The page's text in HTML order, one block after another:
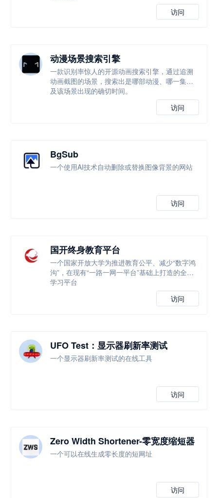
访问
动漫场景搜索引擎
一款识别率惊人的开源动画搜索引擎，通过追溯
动画截图的场景，搜索出是哪部动漫、哪一集以
及该场景出现的确切时间。
访问
BgSub
一个使用AI技术自动删除或替换图像背景的网站
访问
国开终身教育平台
一个国家开放大学为推进教育公平、减少“数字鸿
沟”，在现有“一路一网一平台”基础上打造的全新
学习平台
访问
UFO Test：显示器刷新率测试
一个显示器刷新率测试的在线工具
访问
Zero Width Shortener-零宽度缩短器
一个可以在线生成零长度的短网址
访问